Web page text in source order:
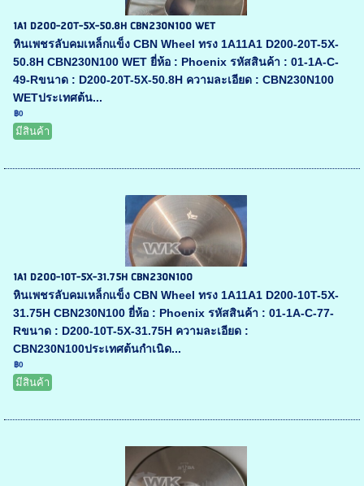
1A1 D200-20T-5X-50.8H CBN230N100 WET
หินเพชรลับคมเหล็กแข็ง CBN Wheel ทรง 1A11A1 D200-20T-5X-
50.8H CBN230N100 WET ยี่ห้อ : Phoenix รหัสสินค้า : 01-1A-C-
49-Rขนาด : D200-20T-5X-50.8H ความละเอียด : CBN230N100
WETประเทศต้น...
฿0
มีสินค้า
1A1 D200-10T-5X-31.75H CBN230N100
หินเพชรลับคมเหล็กแข็ง CBN Wheel ทรง 1A11A1 D200-10T-5X-
31.75H CBN230N100 ยี่ห้อ : Phoenix รหัสสินค้า : 01-1A-C-77-
Rขนาด : D200-10T-5X-31.75H ความละเอียด :
CBN230N100ประเทศต้นกำเนิด...
฿0
มีสินค้า